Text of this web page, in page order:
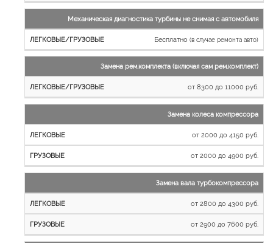
Механическая диагностика турбины не снимая с автомобиля
Бесплатно (в случае ремонта авто)
Замена рем.комплекта (включая сам рем.комплект)
от 8300 до 11000 руб.
Замена колеса компрессора
от 2000 до 4150 руб.
от 2000 до 4900 руб.
Замена вала турбокомпрессора
от 2800 до 4300 руб.
от 2900 до 7600 руб.